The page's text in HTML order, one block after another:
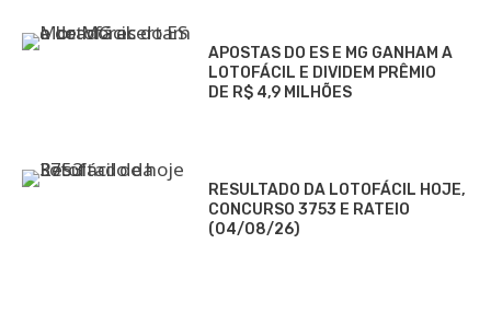
APOSTAS DO ES E MG GANHAM A
LOTOFÁCIL E DIVIDEM PRÊMIO
DE R$ 4,9 MILHÕES
RESULTADO DA LOTOFÁCIL HOJE,
CONCURSO 3753 E RATEIO
(04/08/26)